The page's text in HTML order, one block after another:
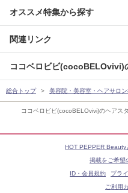
ココベロビビ(cocoBELOvivi)のヘア
オススメ特集から探す
関連リンク
ココベロビビ(cocoBELOvivi)
総合トップ 美容院・美容室・ヘアサロ
HOT PEPPER Beauty
掲載をご希望
ID・会員規約
プラ
ご利用